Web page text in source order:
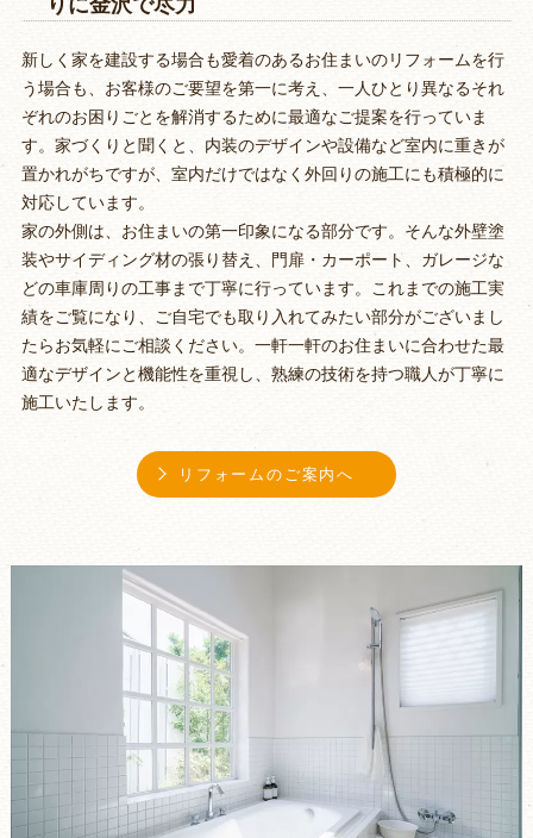
新しく家を建設する場合も愛着のあるお住まいのリフォームを行
う場合も、お客様のご要望を第一に考え、一人ひとり異なるそれ
ぞれのお困りごとを解消するために最適なご提案を行っていま
す。家づくりと聞くと、内装のデザインや設備など室内に重きが
置かれがちですが、室内だけではなく外回りの施工にも積極的に
対応しています。
家の外側は、お住まいの第一印象になる部分です。そんな外壁塗
装やサイディング材の張り替え、門扉・カーポート、ガレージな
どの車庫周りの工事まで丁寧に行っています。これまでの施工実
績をご覧になり、ご自宅でも取り入れてみたい部分がございまし
たらお気軽にご相談ください。一軒一軒のお住まいに合わせた最
適なデザインと機能性を重視し、熟練の技術を持つ職人が丁寧に
施工いたします。
リフォームのご案内へ